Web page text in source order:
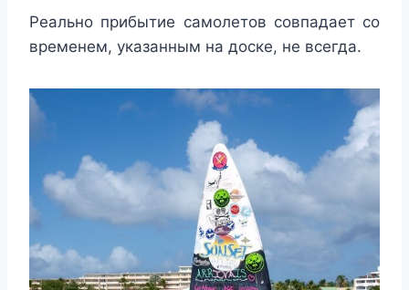
Реально прибытие самолетов совпадает со
временем, указанным на доске, не всегда.